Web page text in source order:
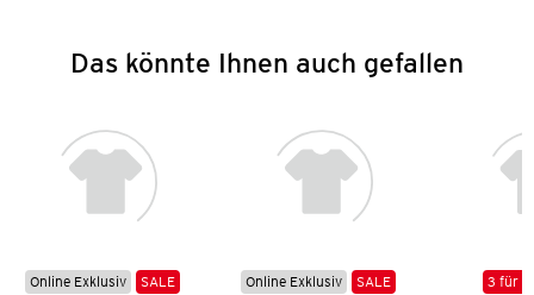
Das könnte Ihnen auch gefallen
Online Exklusiv
SALE
Online Exklusiv
SALE
3 für 2